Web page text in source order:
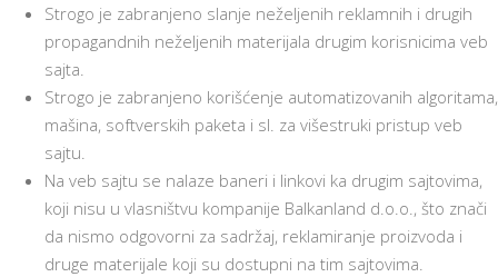
Strogo je zabranjeno slanje neželjenih reklamnih i drugih
propagandnih neželjenih materijala drugim korisnicima veb
sajta.
Strogo je zabranjeno korišćenje automatizovanih algoritama,
mašina, softverskih paketa i sl. za višestruki pristup veb
sajtu.
Na veb sajtu se nalaze baneri i linkovi ka drugim sajtovima,
koji nisu u vlasništvu kompanije Balkanland d.o.o., što znači
da nismo odgovorni za sadržaj, reklamiranje proizvoda i
druge materijale koji su dostupni na tim sajtovima.